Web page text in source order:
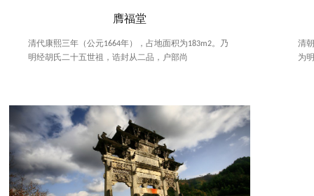
膺福堂
清代康熙三年（公元1664年），占地面积为183m2。乃
明经胡氏二十五世祖，诰封从二品，户部尚
清
为